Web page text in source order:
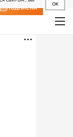
OK
ПОДПИСКА